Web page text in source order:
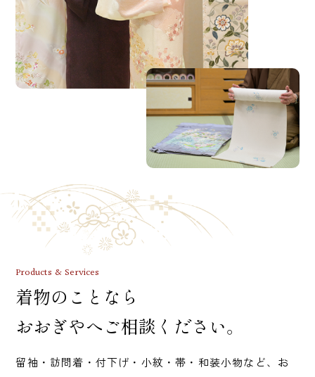
Products & Services
着物のことなら
おおぎやへご相談ください。
留袖・訪問着・付下げ・小紋・帯・和装小物など、お